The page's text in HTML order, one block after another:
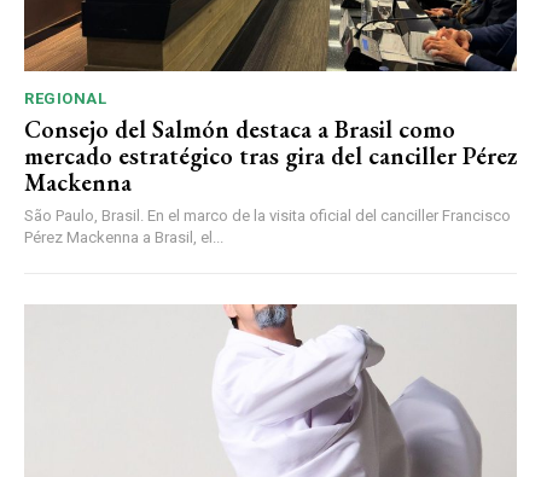
REGIONAL
Consejo del Salmón destaca a Brasil como
mercado estratégico tras gira del canciller Pérez
Mackenna
São Paulo, Brasil. En el marco de la visita oficial del canciller Francisco
Pérez Mackenna a Brasil, el...